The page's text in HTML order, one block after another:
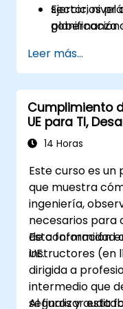
Ejercicios
planificación
sector, nivel
gobernanza
Leer más...
Cumplimiento
UE para TI,
Administradores
14 Horas
Este curso es
que muestra
ingeniería,
necesarios para
de conformidad
UE.
Esta formación
instructores (en
dirigida a
intermedio que
seguros y
Al finalizar esta